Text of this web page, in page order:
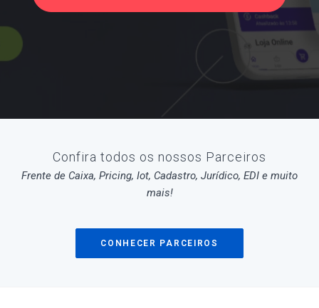
Confira todos os nossos Parceiros
Frente de Caixa, Pricing, Iot, Cadastro, Jurídico, EDI e muito
mais!
CONHECER PARCEIROS